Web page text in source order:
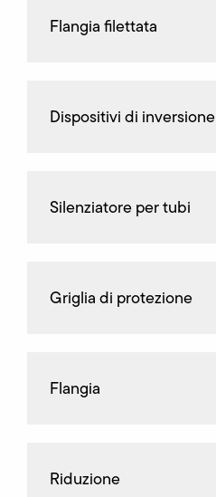
Flangia filettata
Dispositivi di inversione
Silenziatore per tubi
Griglia di protezione
Flangia
Riduzione